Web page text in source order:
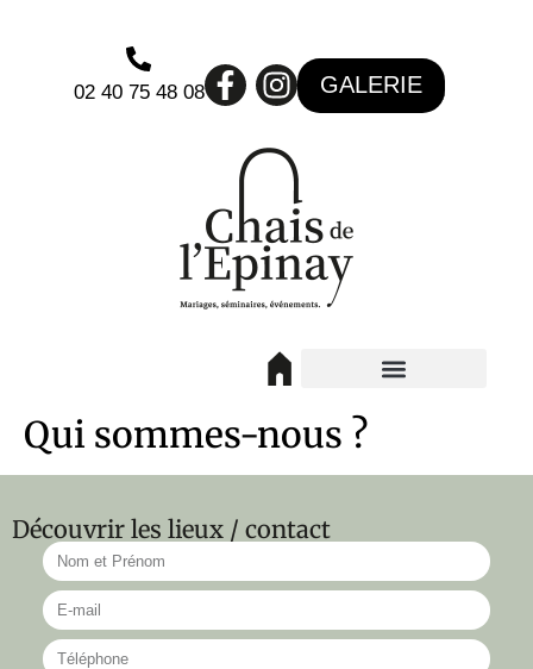
02 40 75 48 08 GALERIE
Qui sommes-nous ?
Découvrir les lieux / contact